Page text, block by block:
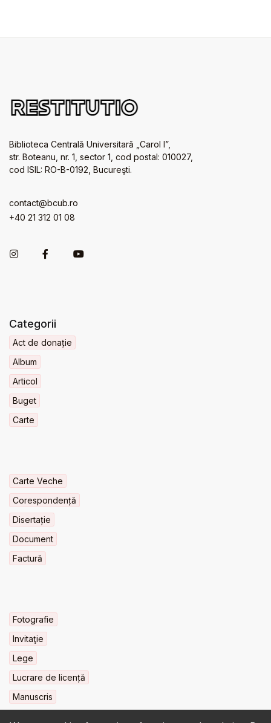
Biblioteca Centrală Universitară „Carol I”,
str. Boteanu, nr. 1, sector 1, cod postal: 010027,
cod ISIL: RO-B-0192, Bucureşti.
contact@bcub.ro
+40 21 312 01 08
Categorii
Act de donație
Album
Articol
Buget
Carte
Carte Veche
Corespondență
Disertație
Document
Factură
Fotografie
Invitaţie
Lege
Lucrare de licență
Manuscris